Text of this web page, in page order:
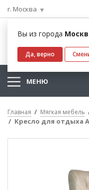
г. Москва
Вы из города
Да, верно
МЕНЮ
Главная Мягкая мебель
Кресло для отдыха